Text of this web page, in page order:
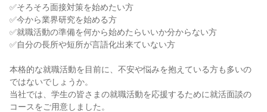
✅そろそろ面接対策を始めたい方
✅今から業界研究を始める方
✅就職活動の準備を何から始めたらいいか分からない方
✅自分の長所や短所が言語化出来ていない方
本格的な就職活動を目前に、不安や悩みを抱えている方も多いの
ではないでしょうか。
当社では、学生の皆さまの就職活動を応援するために就活面談の
コースをご用意しました。